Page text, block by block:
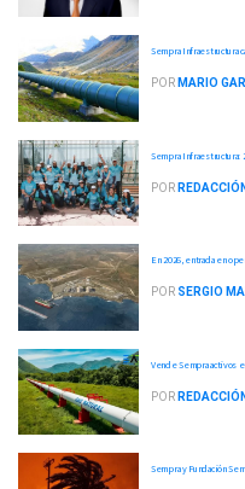
Sempra Infraestructura
POR MARIO
Sempra
POR REDACCIÓN
En 2026, entrada en
POR SERGIO
Vende Sempra activos
POR REDACCIÓN
Sempra y Fundación